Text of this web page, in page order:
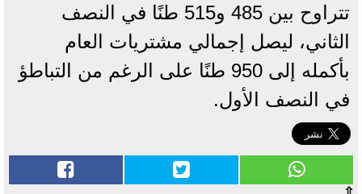
تتراوح بين 485 و515 طنًا في النصف
الثاني، ليصل إجمالي مشتريات العام
بأكمله إلى 950 طنًا على الرغم من التباطؤ
في النصف الأول.